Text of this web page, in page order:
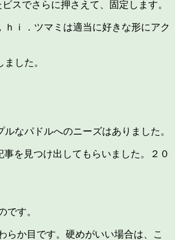
スでさらに押さえて、固定します。
ｉ．ツマミは適当に好きな形にアク
した。
なパドルへのニーズはありました。
を見つけ出してもらいました。２０
です。
らか目です。硬めがいい場合は、こ